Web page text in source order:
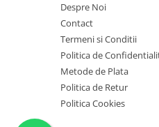
Despre Noi
Contact
Termeni si Conditii
Politica de
Metode de Plata
Politica de Retur
Politica Cookies